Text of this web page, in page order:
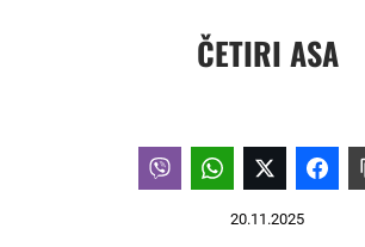
ČETIRI ASA
20.11.2025